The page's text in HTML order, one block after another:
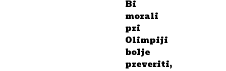
Bi
morali
pri
Olimpiji
bolje
preveriti,